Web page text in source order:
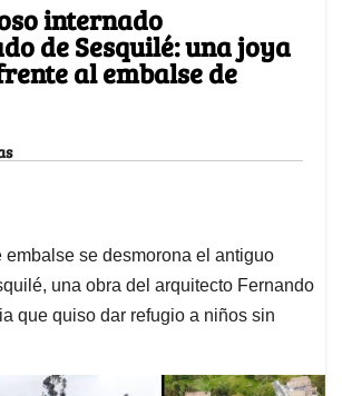
internado
de Sesquilé: una joya
al embalse de
embalse se desmorona el antiguo
una obra del arquitecto Fernando
que quiso dar refugio a niños sin